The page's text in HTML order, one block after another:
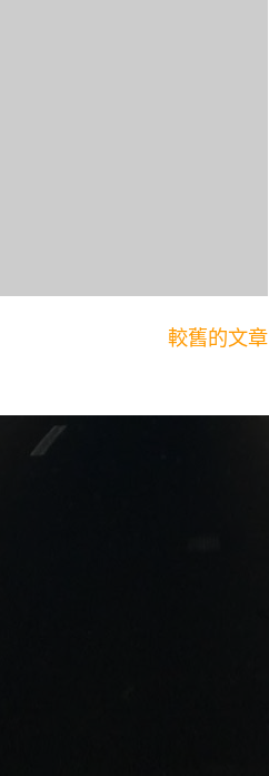
較舊的文章